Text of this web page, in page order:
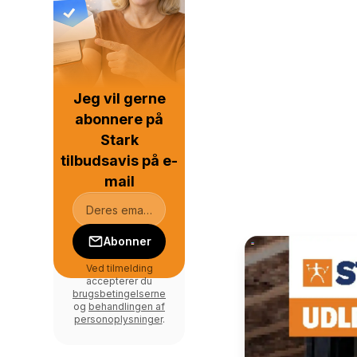
Jeg vil gerne
abonnere på
Stark
tilbudsavis på e-
mail
Abonner
Ved tilmelding
accepterer du
brugsbetingelserne
og behandlingen af
personoplysninger.